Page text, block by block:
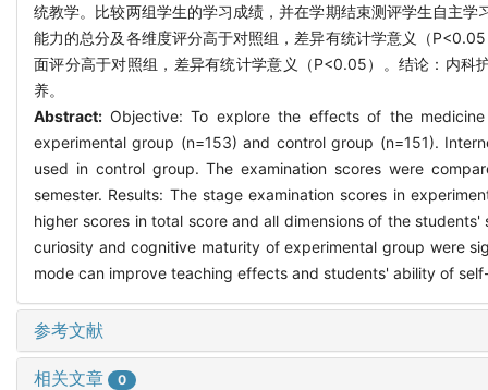
统教学。比较两组学生的学习成绩，并在学期结束测评学生自主
能力的总分及各维度评分高于对照组，差异有统计学意义（
面评分高于对照组，差异有统计学意义（P<0.05）。结论：内科
养。
Abstract: Objective: To explore the effects of the
experimental group (n=153) and control group (n=151).
used in control group. The examination scores were
semester. Results: The stage examination scores in
higher scores in total score and all dimensions of the
curiosity and cognitive maturity of experimental group were
mode can improve teaching effects and students' ability of
参考文献
相关文章 0